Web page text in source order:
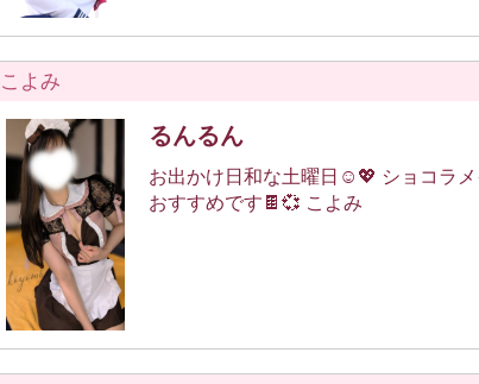
こよみ
るんるん
お出かけ日和な土曜日☺️💖 ショコラメイド今日でラスト！
おすすめです🍫💞 こよみ